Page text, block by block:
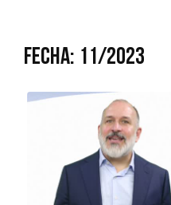
FECHA: 11/2023